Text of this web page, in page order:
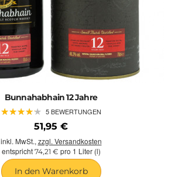
Bunnahabhain 12 Jahre
★★★★★
★★★★★ 5 BEWERTUNGEN
51,95 €
inkl. MwSt., zzgl. Versandkosten
entspricht 74,21 € pro 1 Liter (l)
In den Warenkorb